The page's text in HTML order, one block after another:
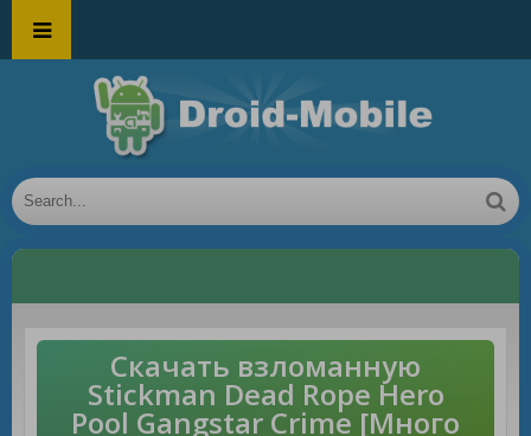
Скачать взломанную
Stickman Dead Rope Hero
Pool Gangstar Crime [Много